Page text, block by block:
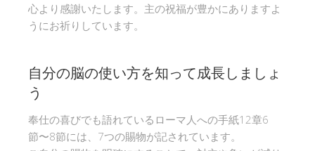
心より感謝いたします。主の祝福が豊かにありますよ
うにお祈りしています。
自分の脳の使い方を知って成長しましょ
う
奉仕の喜びでも語れているローマ人への手紙12章6
節〜8節には、7つの賜物が記されています。